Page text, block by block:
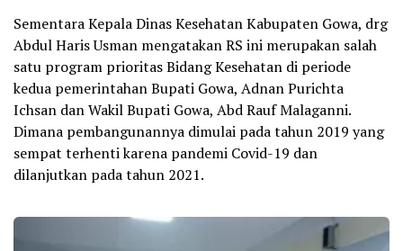
Sementara Kepala Dinas Kesehatan Kabupaten Gowa, drg
Abdul Haris Usman mengatakan RS ini merupakan salah
satu program prioritas Bidang Kesehatan di periode
kedua pemerintahan Bupati Gowa, Adnan Purichta
Ichsan dan Wakil Bupati Gowa, Abd Rauf Malaganni.
Dimana pembangunannya dimulai pada tahun 2019 yang
sempat terhenti karena pandemi Covid-19 dan
dilanjutkan pada tahun 2021.